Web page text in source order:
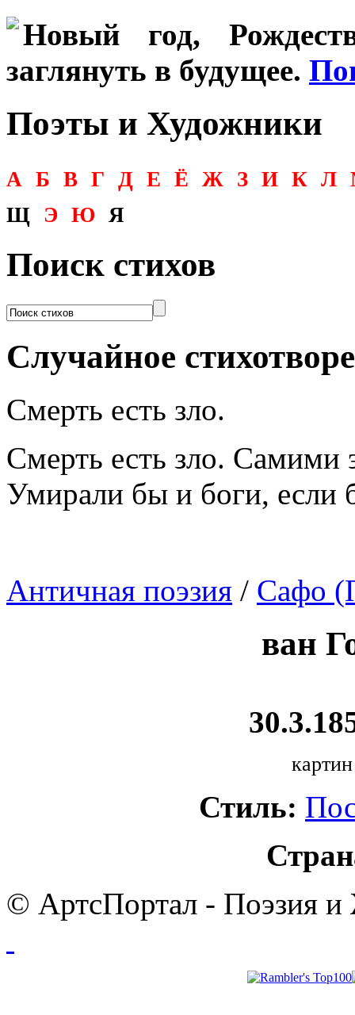
Новый год,
заглянуть в будущее.
Поэты и Художники
А Б В Г Д Е Ё Ж З И К Л
Щ Э Ю Я
Поиск стихов
Случайное
Смерть есть зло.
Смерть есть зло. Самими
Умирали бы и боги, если
Античная поэзия / Сафо
ван
Стиль:
© АртсПортал - Поэзия